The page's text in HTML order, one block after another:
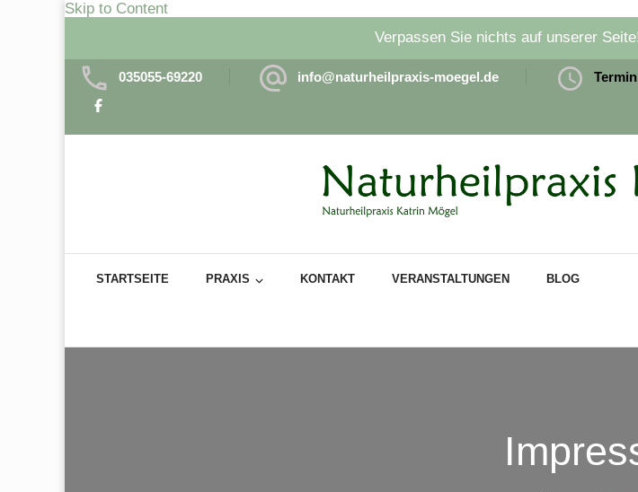
Skip to Content
Verpassen Sie nichts auf unserer Seite!
035055-69220 info@naturheilpraxis-moegel.de
Naturheilpraxis
natürlich gesund
STARTSEITE PRAXIS KONTAKT VERANSTALTUNGEN BLOG